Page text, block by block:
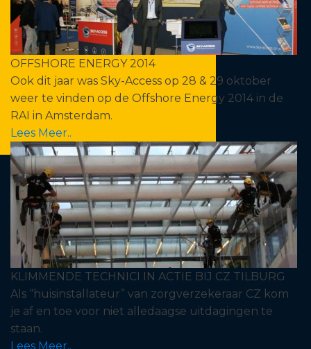
OFFSHORE ENERGY 2014
Ook dit jaar was Sky-Access op 28 & 29 oktober
weer te vinden op de Offshore Energy 2014 in de
RAI in Amsterdam.
Lees Meer..
KLIMMENDE TECHNICI IN ACTIE BIJ CZ TILBURG
Als “huisinstallateur” van zorgverzekeraar CZ kom
je af en toe voor niet alledaagse uitdagingen te
staan.
Lees Meer..